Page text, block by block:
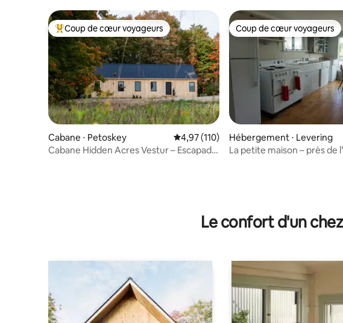
Coups de cœur voyageurs les plus appréciés
Coup de cœur voyageurs
Cabane ⋅ Petoskey Évaluation moyenne sur la base de 110
4,97 (110)
Cabane Hidden Acres Vestur – Escapade
Coup de cœur voyageurs
Coup de cœur voyageurs
Hébergement ⋅ Levering
La petite maison – près de
Le confort d'un